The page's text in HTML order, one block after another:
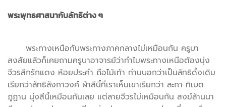
พระพุทธศาสนากับลัทธิต่าง ๆ
พระทางเหนือกับพระทางภาคกลางไม่เหมือนกัน ครูบา
สงสัยแล้วก็เคยถามครูบาอาจารย์ว่าทำไมพระทางเหนือต้องนุ่ง
จีวรสีกรักแดง ห้อยประคำ ถือไม้เท้า ท่านบอกว่าเป็นลัทธิดั้งเดิม
เรียกว่าลัทธิลังกาวงศ์ ผ้าสีนี้ที่เราเห็นเขาเรียกว่า ละกา ทิเบต
ภูฏาน นุ่งสีนี้เหมือนกันเลย แต่ลายจีวรไม่เหมือนกัน สงฆ์ล้านนา